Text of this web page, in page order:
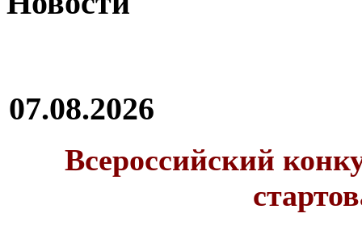
07.08.2026
Всероссийский